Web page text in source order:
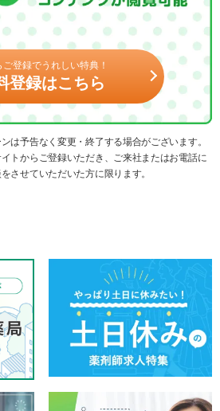
ご登録でうれしい特典！
登録はこちら
は予告なく変更・終了する場合がございます。
トからご登録いただき、ご来社またはお電話に
させていただいた方に限ります。